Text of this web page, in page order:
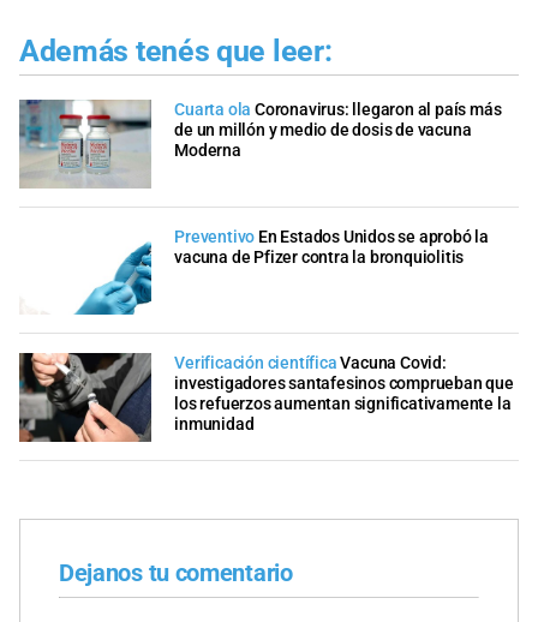
Además tenés que leer:
Cuarta ola Coronavirus: llegaron al país más
de un millón y medio de dosis de vacuna
Moderna
Preventivo En Estados Unidos se aprobó la
vacuna de Pfizer contra la bronquiolitis
Verificación científica Vacuna Covid:
investigadores santafesinos comprueban que
los refuerzos aumentan significativamente la
inmunidad
Dejanos tu comentario